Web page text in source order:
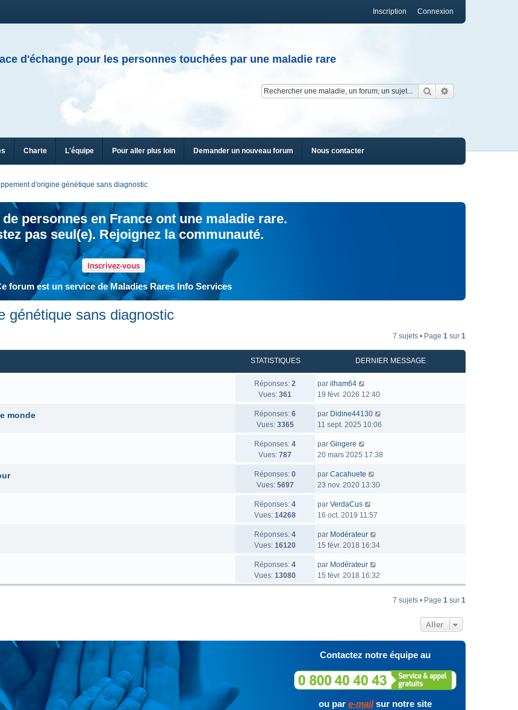
Connexion
Inscription
d'échange pour les personnes touchées par une maladie rare
Rechercher
Charte L'équipe Pour aller plus loin Demander un nouveau forum Nous contacter
d'origine génétique sans diagnostic
personnes en France ont une maladie rare.
pas seul(e). Rejoignez la communauté.
Inscrivez-vous
forum est un service de Maladies Rares Info Services
génétique sans diagnostic
7 sujets • Page 1 sur 1
STATISTIQUES DERNIER MESSAGE
Réponses: 2
Vues: 361
par ilham64
19 févr. 2026 12:40
monde Réponses: 6
Vues: 3365
par Didine44130
11 sept. 2025 10:06
Réponses: 4
Vues: 787
par Gingere
20 mars 2025 17:38
Réponses: 0
Vues: 5697
par Cacahuete
23 nov. 2020 13:30
Réponses: 4
Vues: 14268
par VerdaCus
16 oct. 2019 11:57
Réponses: 4
Vues: 16120
par Modérateur
15 févr. 2018 16:34
Réponses: 4
Vues: 13080
par Modérateur
15 févr. 2018 16:32
7 sujets • Page 1 sur 1
Aller
Contactez notre équipe au
ou par e-mailsur notre site